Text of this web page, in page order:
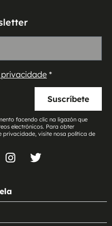
*
Suscríbete
facendo clic na ligazón que
electrónicos. Para obter
privacidade, visite nosa política de